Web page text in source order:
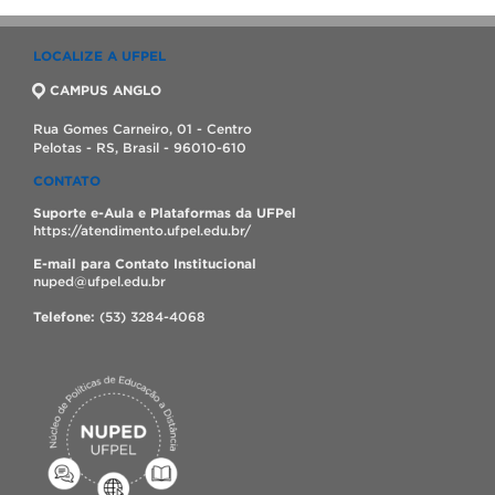
LOCALIZE A UFPEL
CAMPUS ANGLO
Rua Gomes Carneiro, 01 - Centro
Pelotas - RS, Brasil - 96010-610
CONTATO
Suporte e-Aula e Plataformas da UFPel
https://atendimento.ufpel.edu.br/
E-mail para Contato Institucional
nuped@ufpel.edu.br
Telefone: (53) 3284-4068